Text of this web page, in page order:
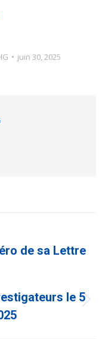
juin 30, 2025
de sa Lettre
le 5